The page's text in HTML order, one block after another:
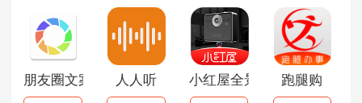
朋友圈文案助手人人听 小红屋全景相机跑腿购